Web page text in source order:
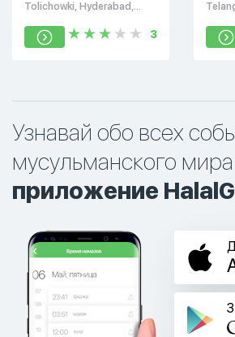
Tolichowki, Hyderabad,
3
Узнавай обо всех
мусульманского
приложение